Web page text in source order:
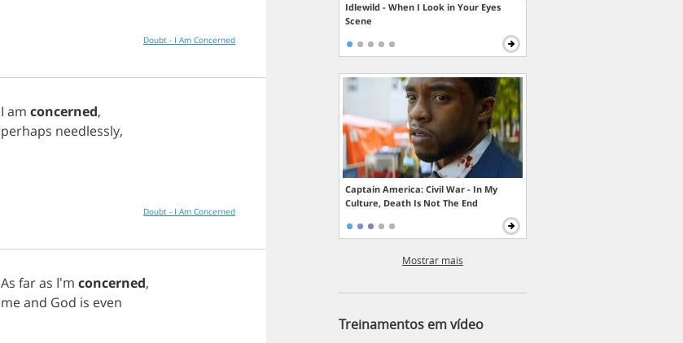
Doubt - I Am Concerned
I am concerned,
perhaps needlessly,
Doubt - I Am Concerned
As faras I'm concerned,
meand God is even
Idlewild - When I Look in Your Eyes
Scene
Captain America: Civil War - In My
Culture, Death Is Not The End
Mostrar mais
Treinamentos em vídeo